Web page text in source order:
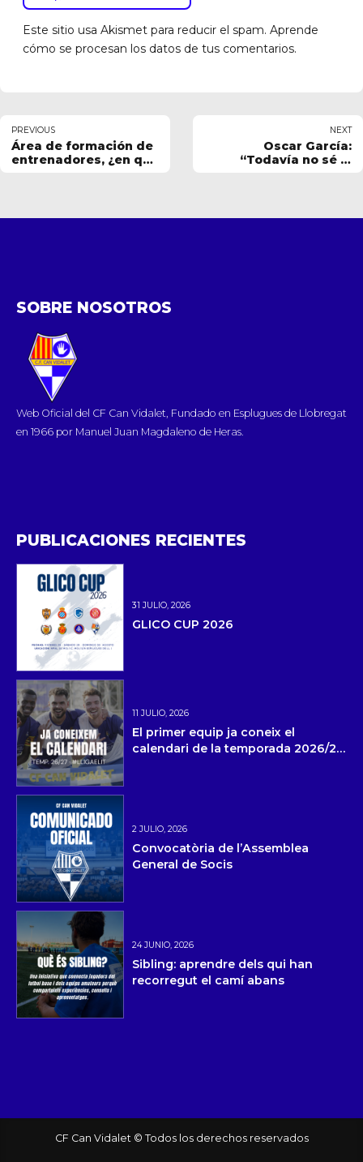
Este sitio usa Akismet para reducir el spam. Aprende
cómo se procesan los datos de tus comentarios.
PREVIOUS
Área de formación de
entrenadores, ¿en qué
NEXT
Oscar García:
“Todavía no sé si
SOBRE NOSOTROS
Web Oficial del CF Can Vidalet, Fundado en Esplugues de Llobregat
en 1966 por Manuel Juan Magdaleno de Heras.
PUBLICACIONES RECIENTES
31 JULIO, 2026
GLICO CUP 2026
11 JULIO, 2026
El primer equip ja coneix el
calendari de la temporada 2026/27
2 JULIO, 2026
Convocatòria de l’Assemblea
General de Socis
24 JUNIO, 2026
Sibling: aprendre dels qui han
recorregut el camí abans
CF Can Vidalet © Todos los derechos reservados